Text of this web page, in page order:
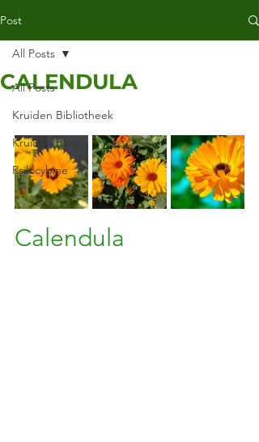
Post
All Posts
Kruiden Bibliotheek
Kruiden Blog
Psilocybine
All Posts
CALENDULA
Calendula